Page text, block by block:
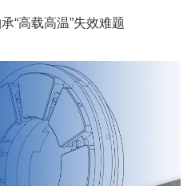
“高载高温”失效难题